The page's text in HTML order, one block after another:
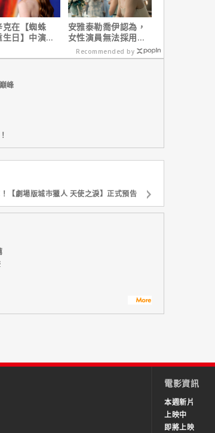
克在【蜘蛛
日】中演的
？
安雅泰勒喬伊認為，
女性演員無法採用方
法演技的原因是？
Recommended by
峰
【劇場版城市獵人 天使之淚】正式預告
電影資訊
本週新片
上映中
即將上映